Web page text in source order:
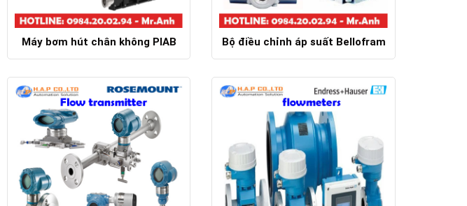
Máy bơm hút chân không PIAB
Chi tiết
Bộ điều chỉnh áp suất Bellofram
Chi tiết